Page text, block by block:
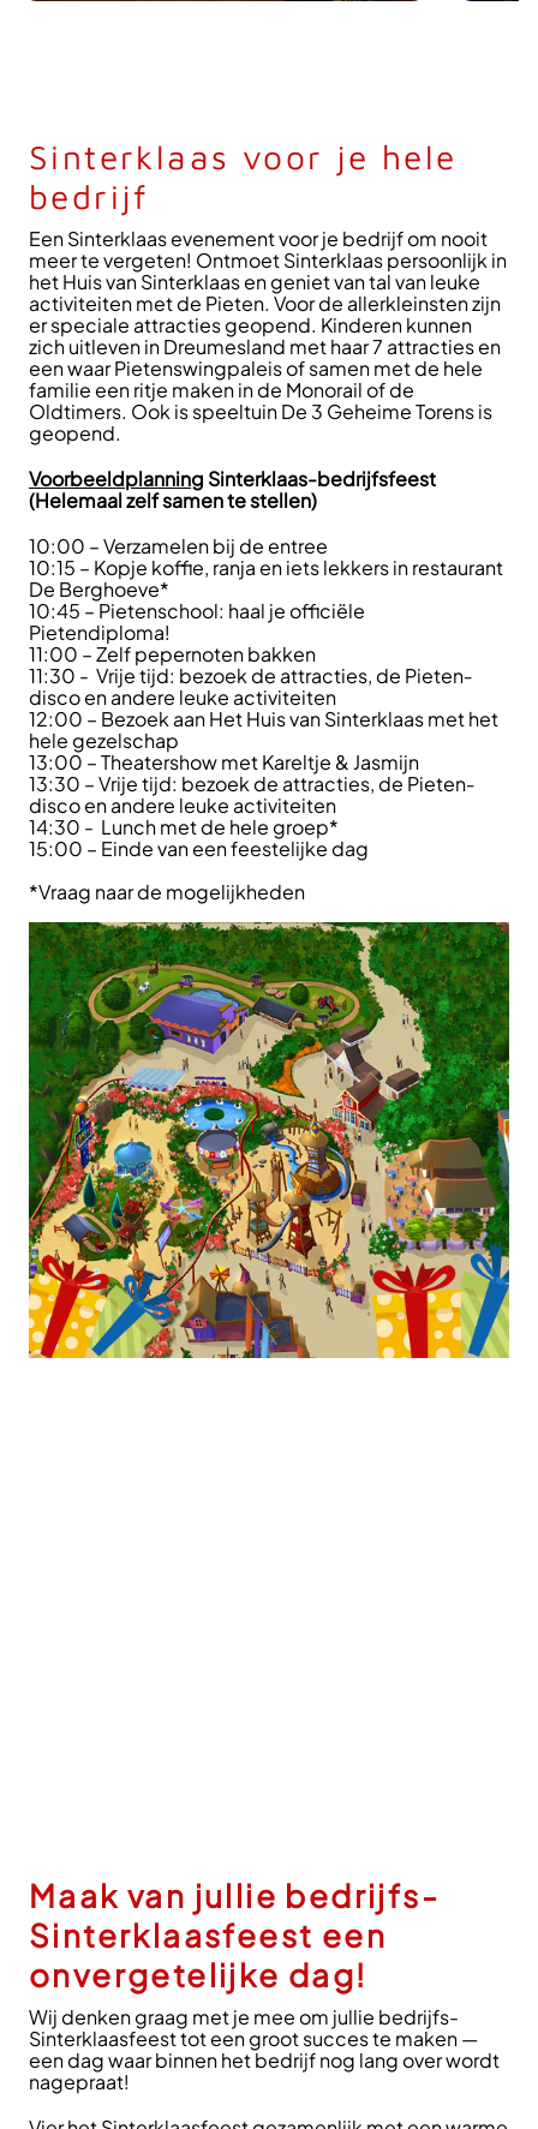
Sinterklaas voor je hele
bedrijf
Een Sinterklaas evenement voor je bedrijf om nooit
meer te vergeten! Ontmoet Sinterklaas persoonlijk in
het Huis van Sinterklaas en geniet van tal van leuke
activiteiten met de Pieten. Voor de allerkleinsten zijn
er speciale attracties geopend. Kinderen kunnen
zich uitleven in Dreumesland met haar 7 attracties en
een waar Pietenswingpaleis of samen met de hele
familie een ritje maken in de Monorail of de
Oldtimers. Ook is speeltuin De 3 Geheime Torens is
geopend.
Voorbeeldplanning Sinterklaas-bedrijfsfeest
(Helemaal zelf samen te stellen)
10:00 – Verzamelen bij de entree
10:15 – Kopje koffie, ranja en iets lekkers in restaurant
De Berghoeve*
10:45 – Pieten­school: haal je officiële
Pietendiploma!
11:00 – Zelf pepernoten bakken
11:30 - Vrije tijd: bezoek de attracties, de Pieten­
disco en andere leuke activiteiten
12:00 – Bezoek aan Het Huis van Sinterklaas met het
hele gezelschap
13:00 – Theatershow met Kareltje & Jasmijn
13:30 – Vrije tijd: bezoek de attracties, de Pieten­
disco en andere leuke activiteiten
14:30 - Lunch met de hele groep*
15:00 – Einde van een feestelijke dag
*Vraag naar de mogelijkheden
Maak van jullie bedrijfs-
Sinterklaasfeest een
onvergetelijke dag!
Wij denken graag met je mee om jullie bedrijfs-
Sinterklaasfeest tot een groot succes te maken —
een dag waar binnen het bedrijf nog lang over wordt
nagepraat!